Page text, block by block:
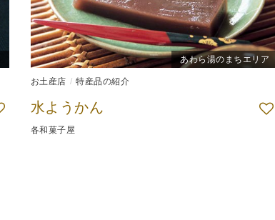
あわら湯のまちエリア
お土産店 特産品の紹介
水ようかん
各和菓子屋